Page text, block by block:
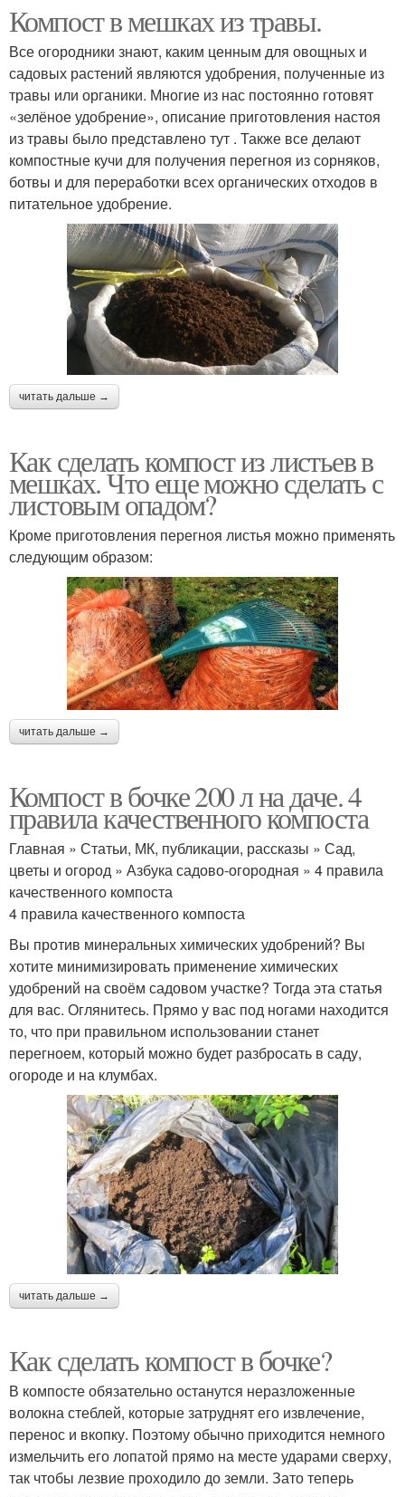
Компост в мешках из травы.
Все огородники знают, каким ценным для овощных и
садовых растений являются удобрения, полученные из
травы или органики. Многие из нас постоянно готовят
«зелёное удобрение», описание приготовления настоя
из травы было представлено тут . Также все делают
компостные кучи для получения перегноя из сорняков,
ботвы и для переработки всех органических отходов в
питательное удобрение.
читать дальше →
Как сделать компост из листьев в
мешках. Что еще можно сделать с
листовым опадом?
Кроме приготовления перегноя листья можно применять
следующим образом:
читать дальше →
Компост в бочке 200 л на даче. 4
правила качественного компоста
Главная » Статьи, МК, публикации, рассказы » Сад,
цветы и огород » Азбука садово-огородная » 4 правила
качественного компоста
4 правила качественного компоста
Вы против минеральных химических удобрений? Вы
хотите минимизировать применение химических
удобрений на своём садовом участке? Тогда эта статья
для вас. Оглянитесь. Прямо у вас под ногами находится
то, что при правильном использовании станет
перегноем, который можно будет разбросать в саду,
огороде и на клумбах.
читать дальше →
Как сделать компост в бочке?
В компосте обязательно останутся неразложенные
волокна стеблей, которые затруднят его извлечение,
перенос и вкопку. Поэтому обычно приходится немного
измельчить его лопатой прямо на месте ударами сверху,
так чтобы лезвие проходило до земли. Зато теперь